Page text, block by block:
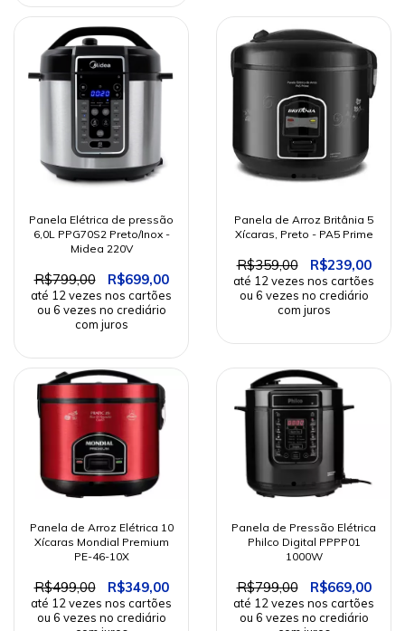
Panela Elétrica de pressão
6,0L PPG70S2 Preto/Inox -
Midea 220V
R$799,00 R$699,00
Panela de Arroz Britânia 5
Xícaras, Preto - PA5 Prime
R$359,00 R$239,00
Panela de Arroz Elétrica 10
Xícaras Mondial Premium
PE-46-10X
R$499,00 R$349,00
Panela de Pressão Elétrica
Philco Digital PPPP01
1000W
R$799,00 R$669,00